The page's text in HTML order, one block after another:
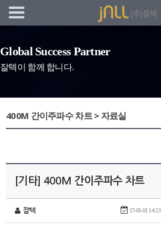
Global Success Partner
잘텍이 함께 합니다.
400M 간이주파수 차트 > 자료실
[기타] 400M 간이주파수 차트
잘텍 17-05-01 14:23